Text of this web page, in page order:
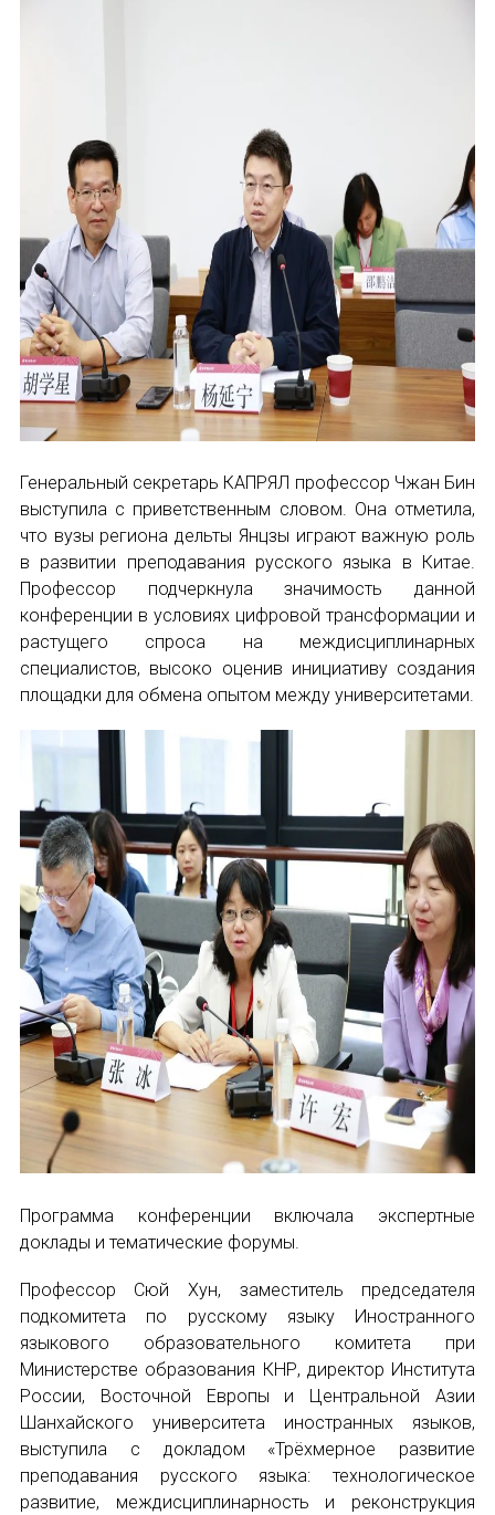
Конференция по переводу в Малаге
«Дар речи: развитие языковой способности
Год Ф.М. Достоевского: обзор мероприятий
Международный образовательно-
Форум в Гаване «Русская литература в
Мобильное приложение TORFL GO
БИБЛИОТЕКА МАПРЯЛ
+7 953 347-74-80
info@mapryal.org
Генеральный секретарь КАПРЯЛ профессор Чжан Бин
выступила с приветственным словом. Она отметила,
что вузы региона дельты Янцзы играют важную роль
в развитии преподавания русского языка в Китае.
Профессор подчеркнула значимость данной
конференции в условиях цифровой трансформации и
растущего спроса на междисциплинарных
специалистов, высоко оценив инициативу создания
площадки для обмена опытом между университетами.
Программа конференции включала экспертные
доклады и тематические форумы.
Профессор Сюй Хун, заместитель председателя
подкомитета по русскому языку Иностранного
языкового образовательного комитета при
Министерстве образования КНР, директор Института
России, Восточной Европы и Центральной Азии
Шанхайского университета иностранных языков,
выступила с докладом «Трёхмерное развитие
преподавания русского языка: технологическое
развитие, междисциплинарность и реконструкция